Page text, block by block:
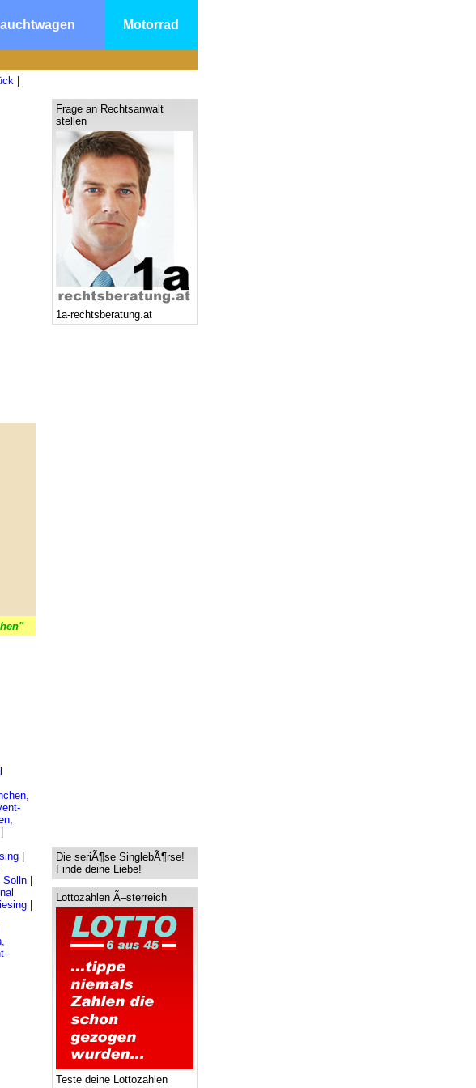
Motorrad
Solln
Frage an Rechtsanwalt
stellen
1a-rechtsberatung.at
Die seriÃ¶se SinglebÃ¶rse!
Finde deine Liebe!
Lottozahlen Ã–sterreich
Teste deine Lottozahlen